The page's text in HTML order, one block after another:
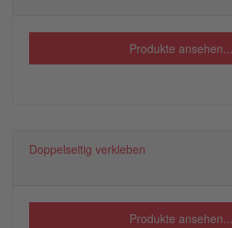
Produkte ansehen...
Doppelseitig verkleben
Produkte ansehen...